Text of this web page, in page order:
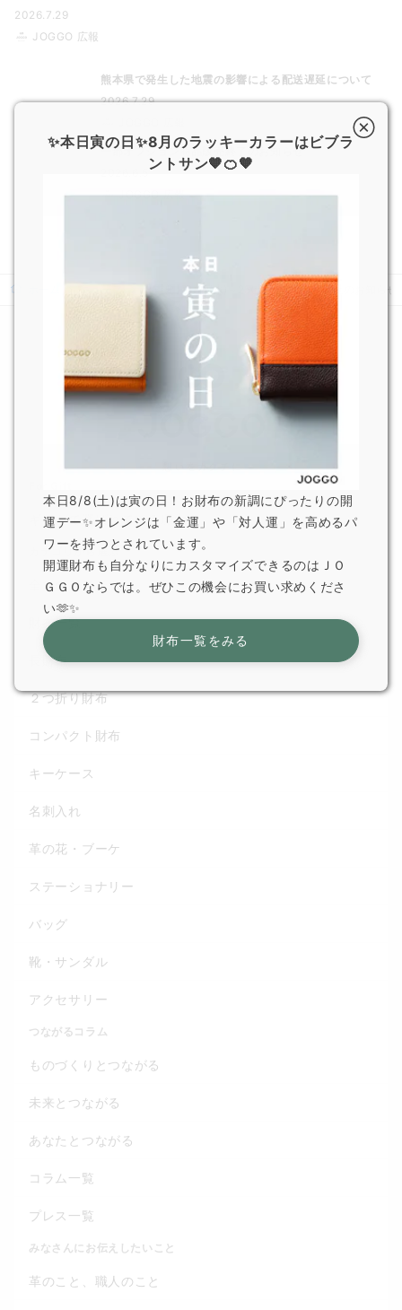
2026.7.29
JOGGO 広報
熊本県で発生した地震の影響による配送遅延について
2026.7.29
一部オプション商品販売終了のお知らせ
JOGGO 広報
【重要】3/22(水)～25(土)特急便受付休止のお知らせ
ギフトで選ばれている理由
カテゴリから選ぶ
全てのアイテム
財布一覧
長財布
２つ折り財布
コンパクト財布
キーケース
名刺入れ
革の花・ブーケ
ステーショナリー
バッグ
靴・サンダル
アクセサリー
つながるコラム
ものづくりとつながる
未来とつながる
あなたとつながる
コラム一覧
プレス一覧
みなさんにお伝えしたいこと
革のこと、職人のこと
✨本日寅の日✨8月のラッキーカラーはビブラ
ントサン🧡🍊🧡
本日8/8(土)は寅の日！お財布の新調にぴったりの開
運デー✨オレンジは「金運」や「対人運」を高めるパ
ワーを持つとされています。
開運財布も自分なりにカスタマイズできるのはＪＯ
ＧＧＯならでは。ぜひこの機会にお買い求めくださ
い🫶✨
財布一覧をみる